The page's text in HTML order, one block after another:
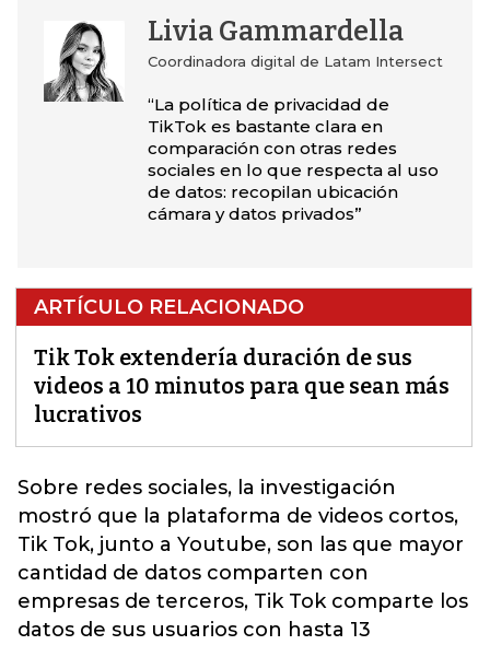
Livia Gammardella
Coordinadora digital de Latam Intersect
“La política de privacidad de
TikTok es bastante clara en
comparación con otras redes
sociales en lo que respecta al uso
de datos: recopilan ubicación
cámara y datos privados”
ARTÍCULO RELACIONADO
Tik Tok extendería duración de sus
videos a 10 minutos para que sean más
lucrativos
Sobre redes sociales, la investigación
mostró que la plataforma de videos cortos,
Tik Tok, junto a Youtube, son las que mayor
cantidad de datos comparten con
empresas de terceros, Tik Tok comparte los
datos de sus usuarios con hasta 13